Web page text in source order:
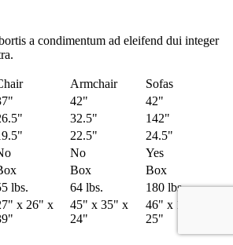
a condimentum ad eleifend dui integer
Armchair
Sofas
42"
42"
32.5"
142"
22.5"
24.5"
No
Yes
Box
Box
lbs. 64 lbs.
180 lbs.
x 26" x
45" x 35" x
24"
46" x 142" x
25"